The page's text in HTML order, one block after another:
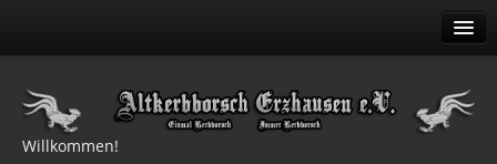
Erweitert
Menü
Willkommen!